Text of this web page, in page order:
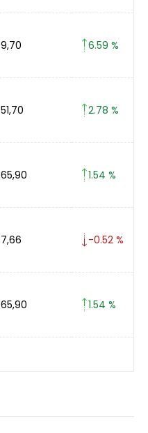
9,70 6.59 %
51,70 2.78 %
65,90 1.54 %
7,66 -0.52 %
65,90 1.54 %